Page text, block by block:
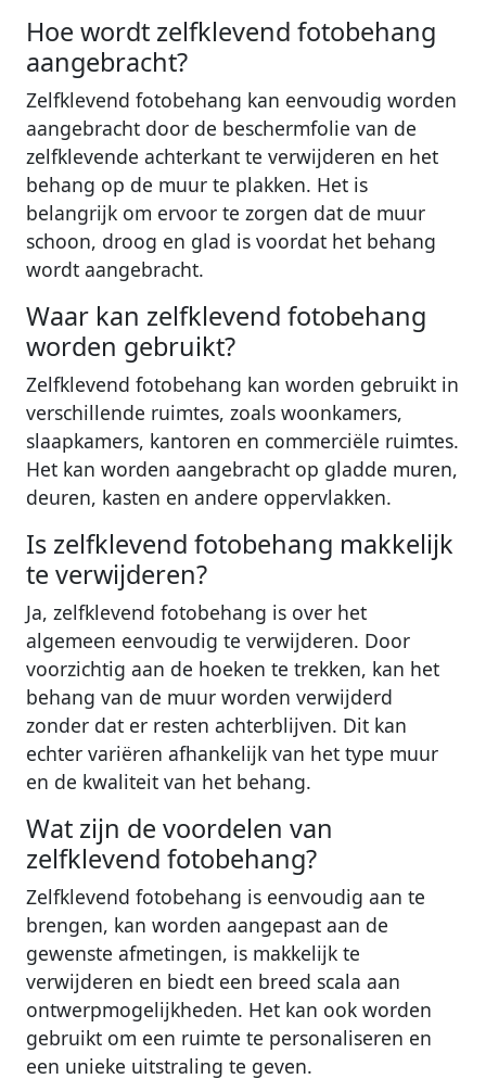
Hoe wordt zelfklevend fotobehang
aangebracht?
Zelfklevend fotobehang kan eenvoudig worden
aangebracht door de beschermfolie van de
zelfklevende achterkant te verwijderen en het
behang op de muur te plakken. Het is
belangrijk om ervoor te zorgen dat de muur
schoon, droog en glad is voordat het behang
wordt aangebracht.
Waar kan zelfklevend fotobehang
worden gebruikt?
Zelfklevend fotobehang kan worden gebruikt in
verschillende ruimtes, zoals woonkamers,
slaapkamers, kantoren en commerciële ruimtes.
Het kan worden aangebracht op gladde muren,
deuren, kasten en andere oppervlakken.
Is zelfklevend fotobehang makkelijk
te verwijderen?
Ja, zelfklevend fotobehang is over het
algemeen eenvoudig te verwijderen. Door
voorzichtig aan de hoeken te trekken, kan het
behang van de muur worden verwijderd
zonder dat er resten achterblijven. Dit kan
echter variëren afhankelijk van het type muur
en de kwaliteit van het behang.
Wat zijn de voordelen van
zelfklevend fotobehang?
Zelfklevend fotobehang is eenvoudig aan te
brengen, kan worden aangepast aan de
gewenste afmetingen, is makkelijk te
verwijderen en biedt een breed scala aan
ontwerpmogelijkheden. Het kan ook worden
gebruikt om een ruimte te personaliseren en
een unieke uitstraling te geven.